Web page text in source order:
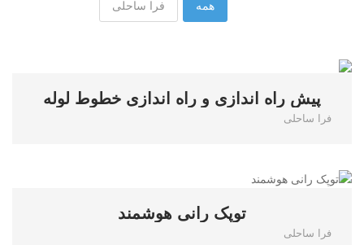
همه فرا ساحلی
پیش راه اندازی و راه اندازی خطوط لوله
فرا ساحلی
توپک رانی هوشمند
فرا ساحلی